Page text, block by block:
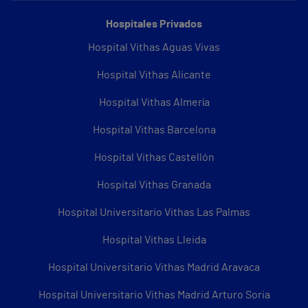
Hospitales Privados
Hospital Vithas Aguas Vivas
Hospital Vithas Alicante
Hospital Vithas Almería
Hospital Vithas Barcelona
Hospital Vithas Castellón
Hospital Vithas Granada
Hospital Universitario Vithas Las Palmas
Hospital Vithas Lleida
Hospital Universitario Vithas Madrid Aravaca
Hospital Universitario Vithas Madrid Arturo Soria